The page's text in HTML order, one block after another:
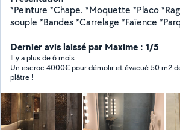
*Peinture *Chape. *Moquette *Placo *Ragreage *Sol
souple *Bandes *Carrelage *Faïence *Parquet
Dernier avis laissé par Maxime : 1/5
Il y a plus de 6 mois
Un escroc 4000€ pour démolir et évacué 50 m2 de plafond en
plâtre !